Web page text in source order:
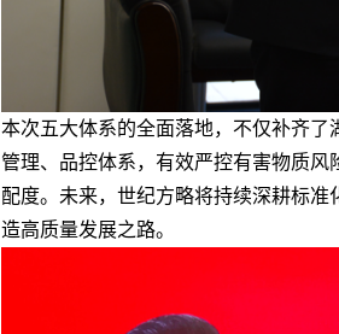
本次五大体系的全面落地，不仅补齐了
管理、品控体系，有效严控有害物质
配度。未来，世纪方略将持续深耕标
造高质量发展之路。